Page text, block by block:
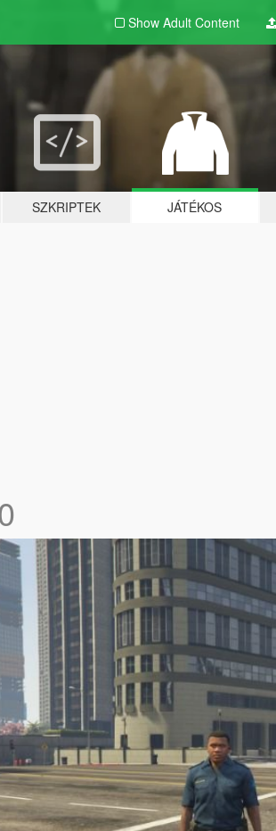
Show Adult Content
SZKRIPTEK JÁTÉKOS